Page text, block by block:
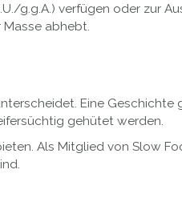
g.g.A.) verfügen oder zur
abhebt.
Eine Geschichte
gehütet werden.
Als Mitglied von Slow